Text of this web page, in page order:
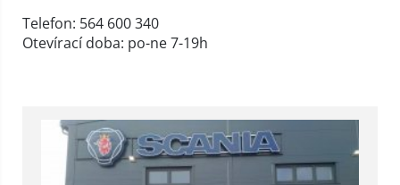
Telefon: 564 600 340
Otevírací doba: po-ne 7-19h